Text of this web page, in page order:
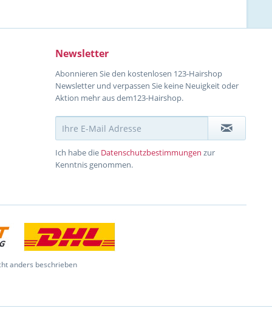
Newsletter
Abonnieren Sie den kostenlosen 123-Hairshop
Newsletter und verpassen Sie keine Neuigkeit oder
Aktion mehr aus dem123-Hairshop.
Ich habe die Datenschutzbestimmungen zur
Kenntnis genommen.
anders beschrieben